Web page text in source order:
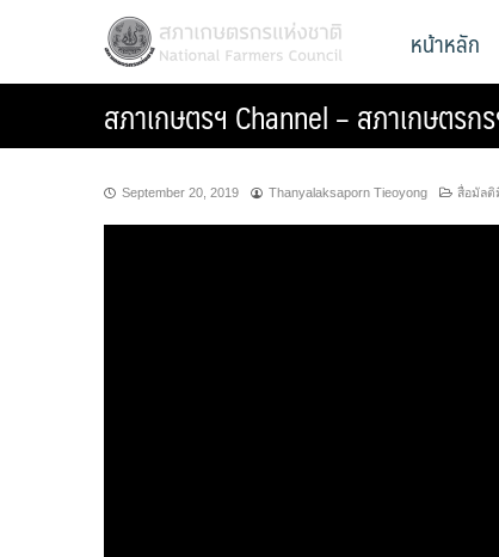
สภาเกษตรกรแห่งชาติ
National Farmers Council หน้าหลัก
สภาเกษตรฯ Channel – สภาเกษตร
September 20, 2019 Thanyalaksaporn Tieoyong สื่อมัลติ